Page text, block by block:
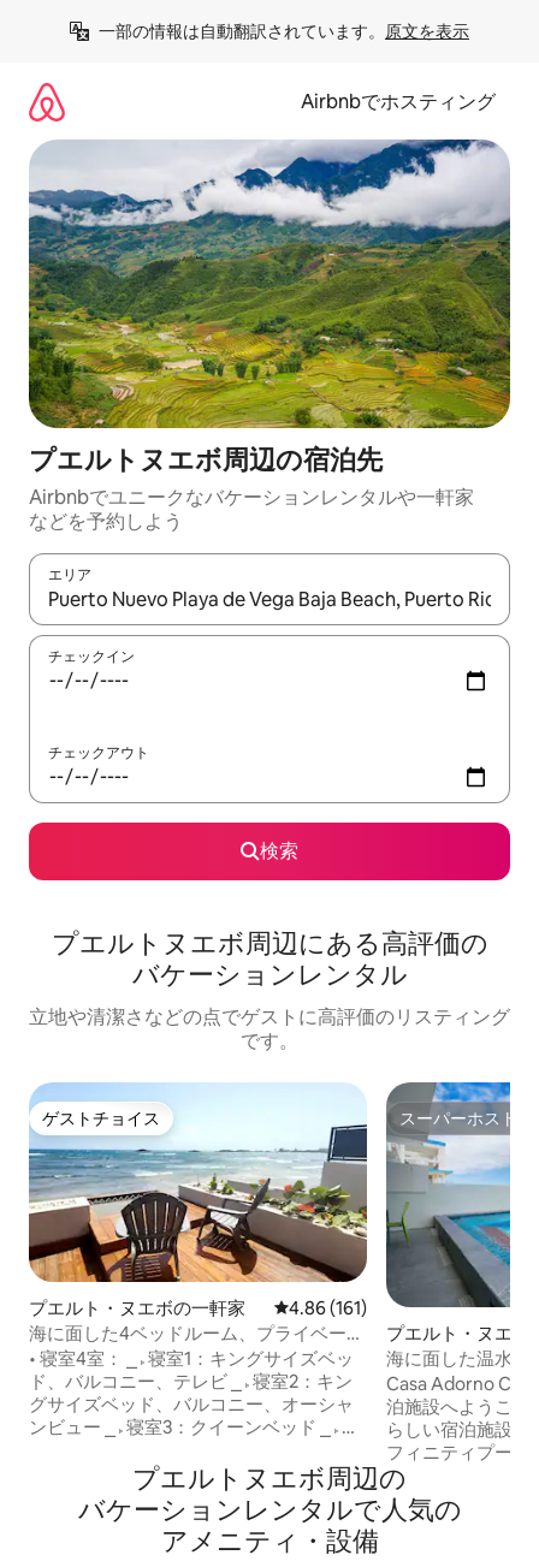
一部の情報は自動翻訳されています。 原文を表示
Airbnbでホスティング
プエルトヌエボ⁠周⁠辺⁠の宿⁠泊⁠先
Airbnbでユニークなバ⁠ケ⁠ー⁠シ⁠ョ⁠ンレ⁠ン⁠タ⁠ルや一⁠軒⁠家
な⁠ど⁠を予⁠約⁠し⁠よ⁠う
エリア
検索結果が表示されたら、上下の矢印キーを使って移動するか
チェックイン
チェックアウト
検索
プエルトヌエボ⁠周⁠辺⁠に⁠あ⁠る高⁠評⁠価⁠の
バ⁠ケ⁠ー⁠シ⁠ョ⁠ン⁠レ⁠ン⁠タ⁠ル
立地や清潔さなどの点でゲストに高評価のリスティング
です。
ゲストチョイス
ゲストチョイス
プエルト・ヌエボの一軒家 レビュー161件、5つ星中4.86つ
4.86 (161)
海に面した4ベッドルーム、プライベート
プール、ビーチアクセス
• 寝室4室： ⎯▹寝室1：キングサイズベッ
ド、バルコニー、テレビ ⎯▹寝室2：キン
グサイズベッド、バルコニー、オーシャ
ンビュー ⎯▹寝室3：クイーンベッド ⎯▹寝
とタオルをご用意 • フルバスルーム2室 •
設備の整ったキッチン •専用プールとオー
シャンフロントデッキ •快適な座席を備え
た2つのリビングエリア • Wi-Fiと専用ワー
スーパーホスト
スーパーホスト
プエルト・ヌエボ
海に面した温水イ
きの宿泊先
Casa Adorno
泊施設へようこそ
らしい宿泊施設に
フィニティプール
をのむような景色
す。バッド・バ
気がありながらも
プエルトヌエボ⁠周⁠辺⁠の
バ⁠ケ⁠ー⁠シ⁠ョ⁠ン⁠レ⁠ン⁠タ⁠ル⁠で人⁠気⁠の
ア⁠メ⁠ニ⁠テ⁠ィ⁠・⁠設⁠備